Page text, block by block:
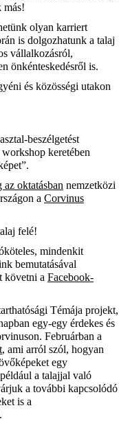
más!
olyan karriert
is dolgozhatunk a talaj
vállalkozásról,
önkénteskedésről is.
és közösségi utakon
beszélgetést
keretében
az oktatásban nemzetközi
a Corvinus
felé!
mindenkit
bemutatásával
követni a Facebook-
Témája projekt,
egy-egy érdekes és
Februárban a
, ami arról szól, hogyan
egy
a talajjal való
a további kapcsolódó
is a